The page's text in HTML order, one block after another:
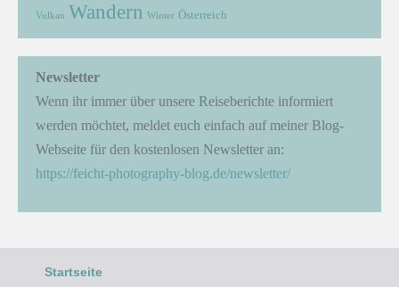
Vulkan Wandern Winter Österreich
Newsletter
Wenn ihr immer über unsere Reiseberichte informiert
werden möchtet, meldet euch einfach auf meiner Blog-
Webseite für den kostenlosen Newsletter an:
https://feicht-photography-blog.de/newsletter/
Startseite